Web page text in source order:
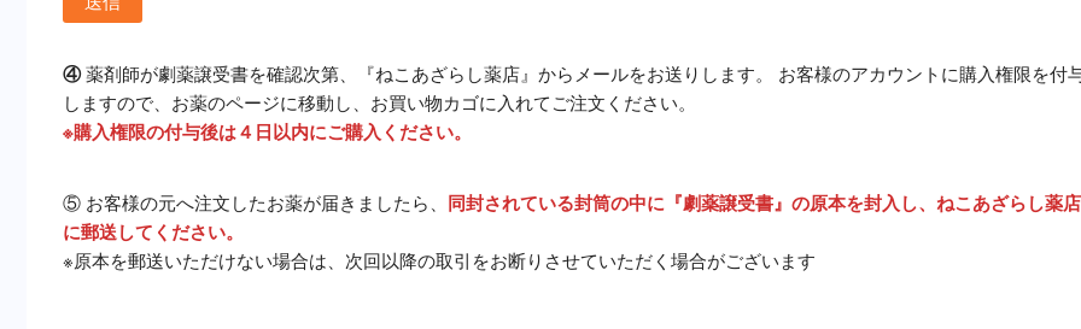
④薬剤師が劇薬譲受書を確認次第、『ねこあざらし薬店』からメールをお送りします。 お客様のアカウントに購入権限を付
しますので、お薬のページに移動し、お買い物カゴに入れてご注文ください。
※購入権限の付与後は４日以内にご購入ください。
⑤ お客様の元へ注文したお薬が届きましたら、 同封されている封筒の中に『劇薬譲受書』の原本を封入し、ねこあざらし薬店
に郵送してください。
※原本を郵送いただけない場合は、次回以降の取引をお断りさせていただく場合がございます